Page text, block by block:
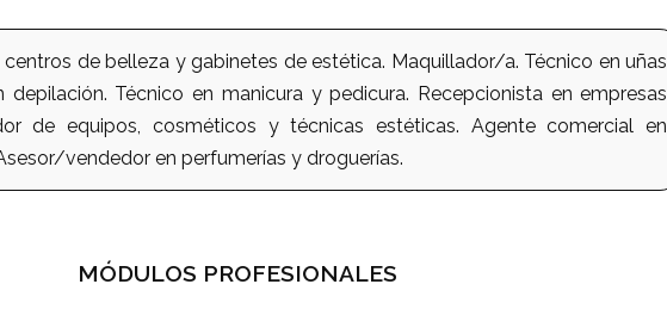
de belleza y gabinetes de estética. Maquillador/a. Técnico en uñas
depilación. Técnico en manicura y pedicura. Recepcionista en empresas
de equipos, cosméticos y técnicas estéticas. Agente comercial en
vendedor en perfumerías y droguerías.
MÓDULOS PROFESIONALES